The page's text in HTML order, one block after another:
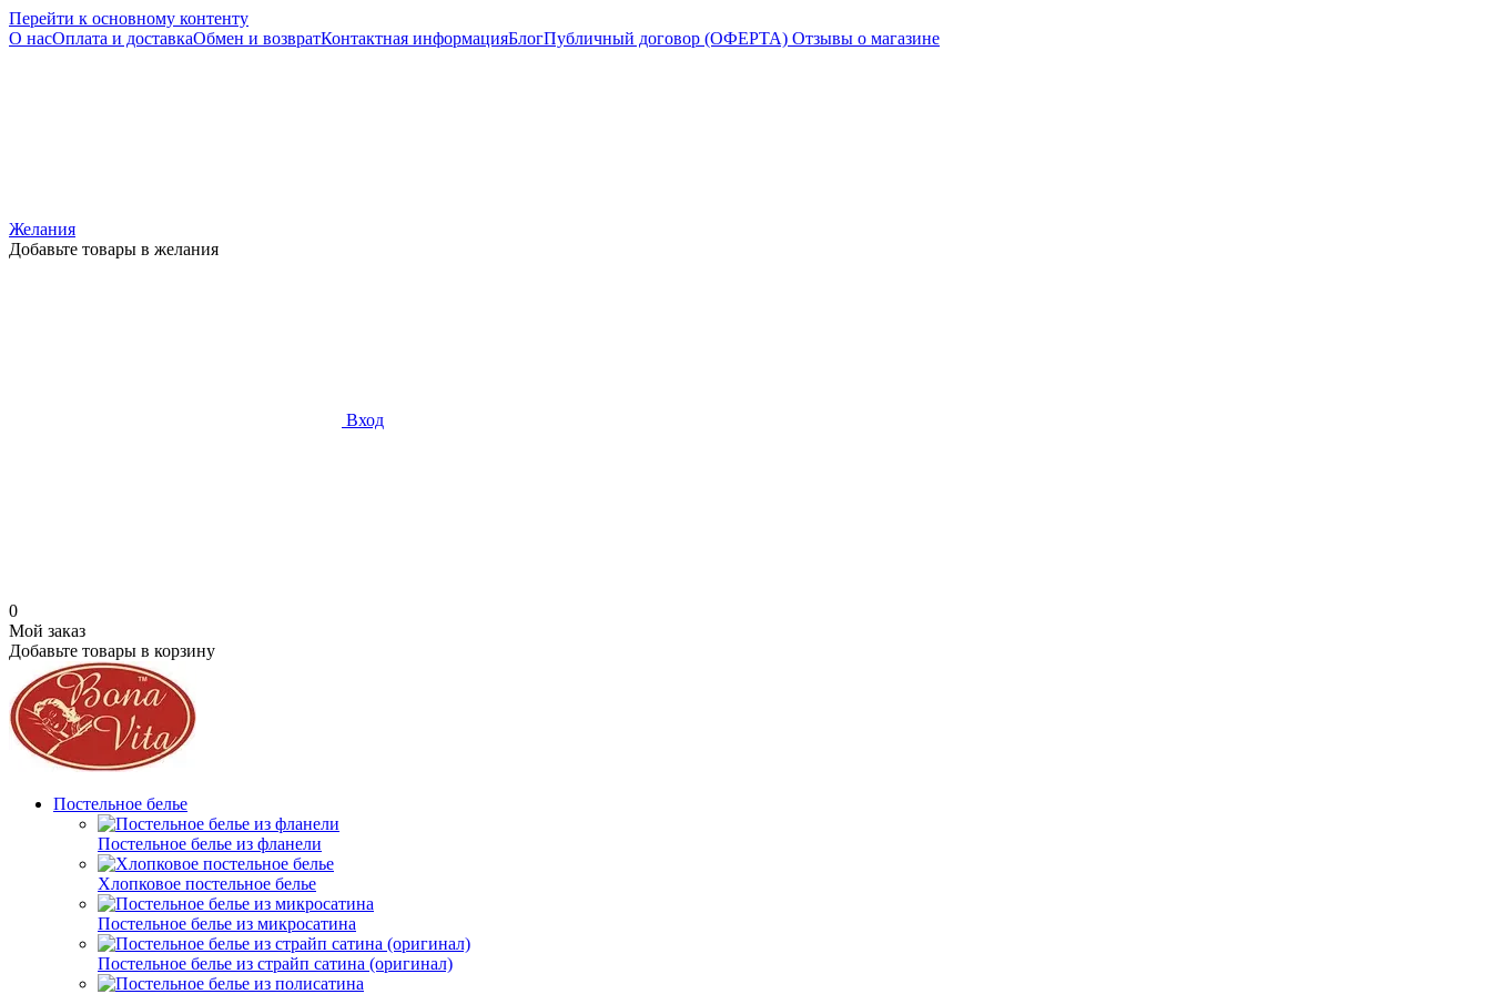
Перейти к основному контенту
О насОплата и доставкаОбмен и возвратКонтактная информацияБлогПубличный договор (ОФЕРТА) Отзывы о магазине
Желания
Добавьте товары в желания
Вход
0
Мой заказ
Добавьте товары в корзину
Постельное белье
Постельное белье из фланели
Хлопковое постельное белье
Постельное белье из микросатина
Постельное белье из страйп сатина (оригинал)